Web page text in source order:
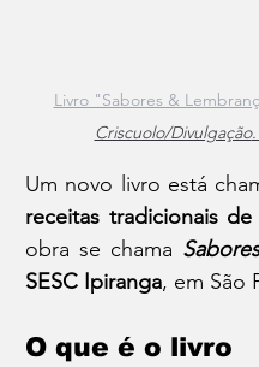
Livro "Sabores &
Criscuolo/Divulgação
Um novo livro está
receitas tradicionais
obra se chama
SESC Ipiranga, em São
O que é o livro